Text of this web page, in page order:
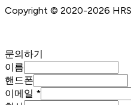
Copyright © 2020-2026
문의하기
이름
핸드폰
이메일 *